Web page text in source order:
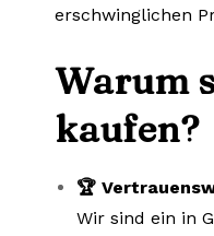
erschwinglichen
Warum
kaufen?
🏆
Wir sind ein in